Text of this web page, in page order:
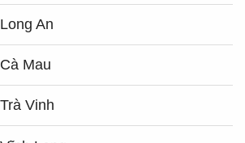
An
Mau
Vinh